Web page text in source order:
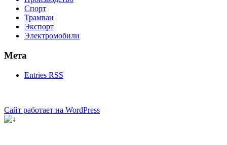
Спорт
Трамваи
Экспорт
Электромобили
Мета
Entries RSS
Сайт работает на WordPress